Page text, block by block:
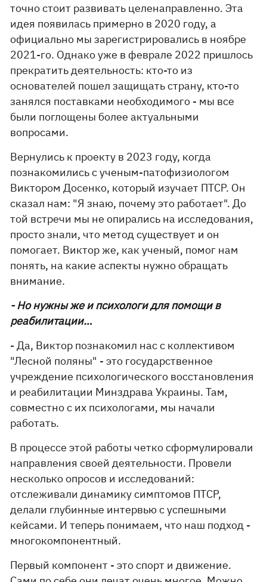
точно стоит развивать целенаправленно. Эта
идея появилась примерно в 2020 году, а
официально мы зарегистрировались в ноябре
2021-го. Однако уже в феврале 2022 пришлось
прекратить деятельность: кто-то из
основателей пошел защищать страну, кто-то
занялся поставками необходимого - мы все
были поглощены более актуальными
вопросами.
Вернулись к проекту в 2023 году, когда
познакомились с ученым-патофизиологом
Виктором Досенко, который изучает ПТСР. Он
сказал нам: "Я знаю, почему это работает". До
той встречи мы не опирались на исследования,
просто знали, что метод существует и он
помогает. Виктор же, как ученый, помог нам
понять, на какие аспекты нужно обращать
внимание.
- Но нужны же и психологи для помощи в
реабилитации…
- Да, Виктор познакомил нас с коллективом
"Лесной поляны" - это государственное
учреждение психологического восстановления
и реабилитации Минздрава Украины. Там,
совместно с их психологами, мы начали
работать.
В процессе этой работы четко сформулировали
направления своей деятельности. Провели
несколько опросов и исследований:
отслеживали динамику симптомов ПТСР,
делали глубинные интервью с успешными
кейсами. И теперь понимаем, что наш подход -
многокомпонентный.
Первый компонент - это спорт и движение.